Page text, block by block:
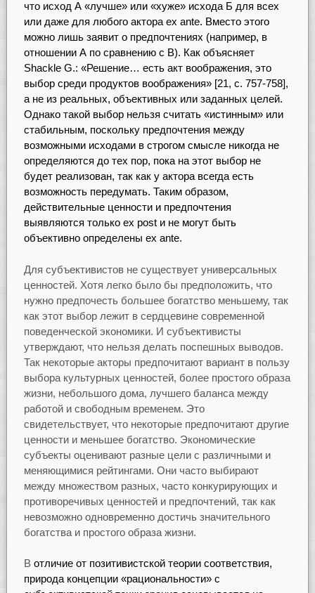
что исход А «лучше» или «хуже» исхода Б для всех
или даже для любого актора ex ante. Вместо этого
можно лишь заявит о предпочтениях (например, в
отношении А по сравнению с В). Как объясняет
Shackle G.: «Решение… есть акт воображения, это
выбор среди продуктов воображения» [21, с. 757-758],
а не из реальных, объективных или заданных целей.
Однако такой выбор нельзя считать «истинным» или
стабильным, поскольку предпочтения между
возможными исходами в строгом смысле никогда не
определяются до тех пор, пока на этот выбор не
будет реализован, так как у актора всегда есть
возможность передумать. Таким образом,
действительные ценности и предпочтения
выявляются только ex post и не могут быть
объективно определены ex ante.
Для субъективистов не существует универсальных
ценностей. Хотя легко было бы предположить, что
нужно предпочесть большее богатство меньшему, так
как этот выбор лежит в сердцевине современной
поведенческой экономики. И субъективисты
утверждают, что нельзя делать поспешных выводов.
Так некоторые акторы предпочитают вариант в пользу
выбора культурных ценностей, более простого образа
жизни, небольшого дома, лучшего баланса между
работой и свободным временем. Это
свидетельствует, что некоторые предпочитают другие
ценности и меньшее богатство. Экономические
субъекты оценивают разные цели с различными и
меняющимися рейтингами. Они часто выбирают
между множеством разных, часто конкурирующих и
противоречивых ценностей и предпочтений, так как
невозможно одновременно достичь значительного
богатства и простого образа жизни.
В отличие от позитивистской теории соответствия,
природа концепции «рациональности» с